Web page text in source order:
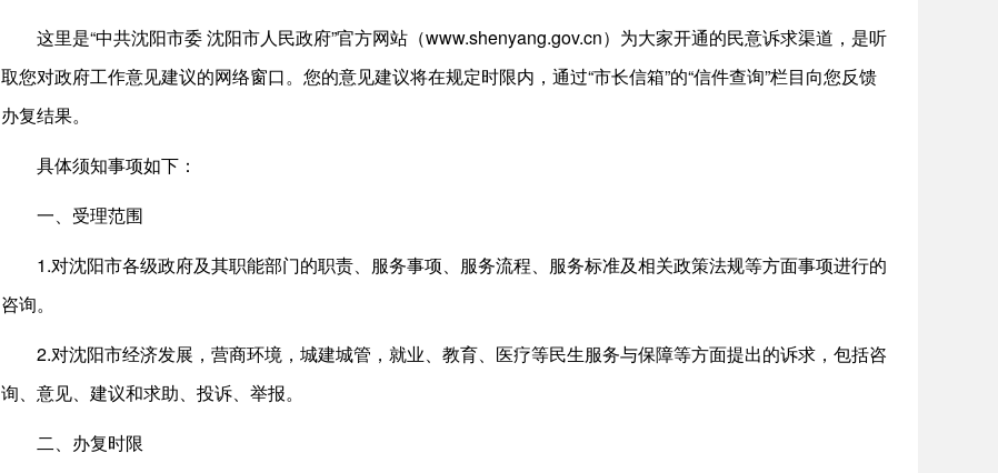
这里是“中共沈阳市委 沈阳市人民政府”官方网站（www.shenyang.gov.cn）为大家开通的民意诉求渠道，是听
取您对政府工作意见建议的网络窗口。您的意见建议将在规定时限内，通过“市长信箱”的“信件查询”栏目向您反馈
办复结果。
具体须知事项如下：
一、受理范围
1.对沈阳市各级政府及其职能部门的职责、服务事项、服务流程、服务标准及相关政策法规等方面事项进行的
咨询。
2.对沈阳市经济发展，营商环境，城建城管，就业、教育、医疗等民生服务与保障等方面提出的诉求，包括咨
询、意见、建议和求助、投诉、举报。
二、办复时限